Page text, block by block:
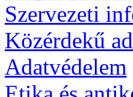
Szervezeti
Közérdekű
Adatvédelem